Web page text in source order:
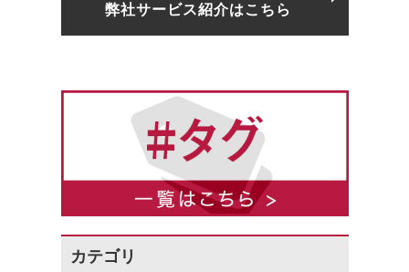
弊社サービス紹介はこちら
カテゴリ